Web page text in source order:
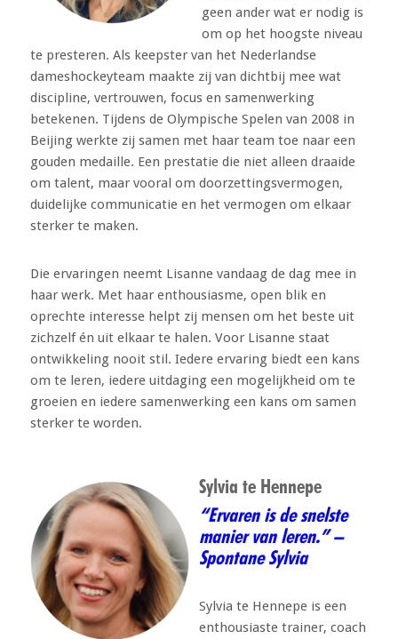
geen ander wat er nodig is
om op het hoogste niveau
te presteren. Als keepster van het Nederlandse
dameshockeyteam maakte zij van dichtbij mee wat
discipline, vertrouwen, focus en samenwerking
betekenen. Tijdens de Olympische Spelen van 2008 in
Beijing werkte zij samen met haar team toe naar een
gouden medaille. Een prestatie die niet alleen draaide
om talent, maar vooral om doorzettingsvermogen,
duidelijke communicatie en het vermogen om elkaar
sterker te maken.
Die ervaringen neemt Lisanne vandaag de dag mee in
haar werk. Met haar enthousiasme, open blik en
oprechte interesse helpt zij mensen om het beste uit
zichzelf én uit elkaar te halen. Voor Lisanne staat
ontwikkeling nooit stil. Iedere ervaring biedt een kans
om te leren, iedere uitdaging een mogelijkheid om te
groeien en iedere samenwerking een kans om samen
sterker te worden.
Sylvia te Hennepe
“Ervaren is de snelste
manier van leren.” –
Spontane Sylvia
Sylvia te Hennepe is een
enthousiaste trainer, coach